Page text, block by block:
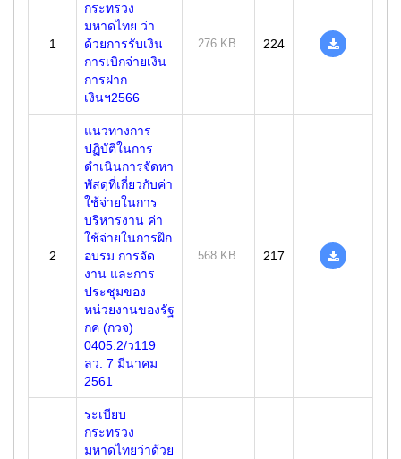
1
กระทรวง
มหาดไทย ว่า
ด้วยการรับเงิน
การเบิกจ่ายเงิน
การฝาก
เงินฯ2566
276 KB. 224
2
แนวทางการ
ปฏิบัติในการ
ดำเนินการจัดหา
พัสดุที่เกี่ยวกับค่า
ใช้จ่ายในการ
บริหารงาน ค่า
ใช้จ่ายในการฝึก
อบรม การจัด
งาน และการ
ประชุมของ
หน่วยงานของรัฐ
กค (กวจ)
0405.2/ว119
ลว. 7 มีนาคม
2561
568 KB. 217
ระเบียบ
กระทรวง
มหาดไทยว่าด้วย